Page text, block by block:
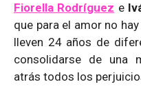
Fiorella Rodríguez e
que para el amor no
lleven 24 años de
consolidarse de una
atrás todos los